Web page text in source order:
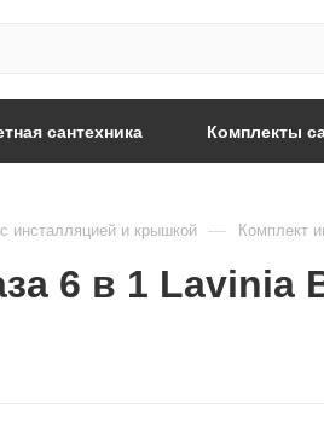
сантехника Комплекты
инсталляцией и крышкой — Комплект
6 в 1